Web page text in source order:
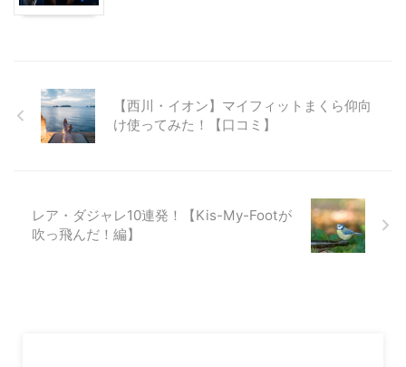
【西川・イオン】マイフィットまくら仰向
け使ってみた！【口コミ】
レア・ダジャレ10連発！【Kis-My-Footが
吹っ飛んだ！編】